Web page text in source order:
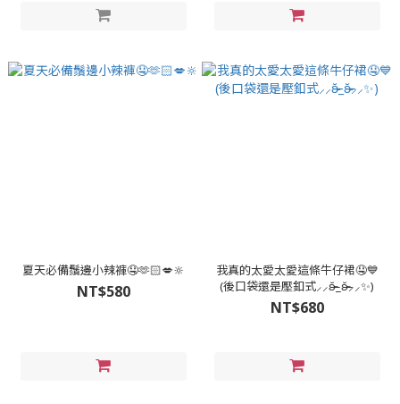
夏天必備鬚邊小辣褲🤤🫶🏻💋🔆
NT$580
我真的太愛太愛這條牛仔裙🤤💙
(後口袋還是壓釦式⸝⸝ʚ̴̶̷̆_ʚ̴̶̷̆⸝⸝✨️)
NT$680